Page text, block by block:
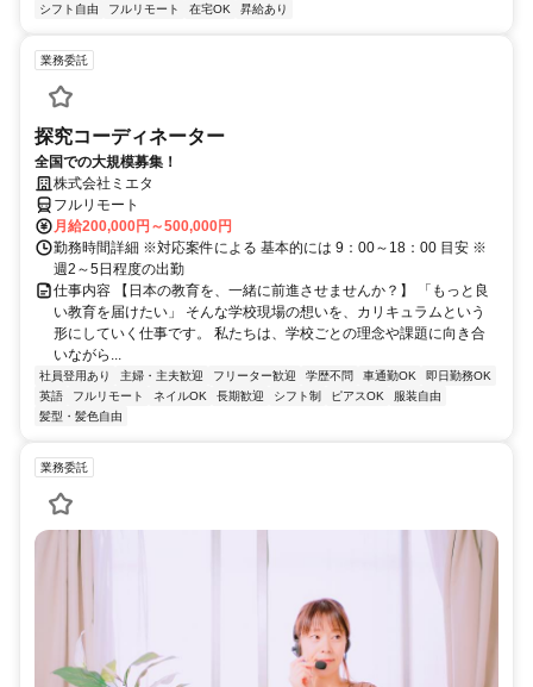
シフト自由 フルリモート 在宅OK 昇給あり
業務委託
探究コーディネーター
全国での大規模募集！
株式会社ミエタ
フルリモート
月給200,000円～500,000円
勤務時間詳細 ※対応案件による 基本的には 9：00～18：00 目安 ※
週2～5日程度の出勤
仕事内容 【日本の教育を、一緒に前進させませんか？】 「もっと良
い教育を届けたい」 そんな学校現場の想いを、カリキュラムという
形にしていく仕事です。 私たちは、学校ごとの理念や課題に向き合
いながら...
社員登用あり 主婦・主夫歓迎 フリーター歓迎 学歴不問 車通勤OK
即日勤務OK
英語
フルリモート ネイルOK 長期歓迎 シフト制 ピアスOK
服装自由
髪型・髪色自由
業務委託